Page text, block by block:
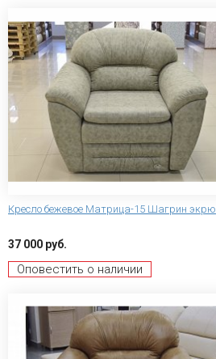
Кресло бежевое Матрица-15 Шагрин экрю
37 000 руб.
Оповестить о наличии